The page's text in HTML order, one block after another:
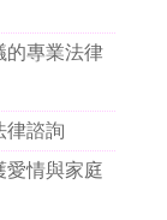
的專業法律
律諮詢
愛情與家庭